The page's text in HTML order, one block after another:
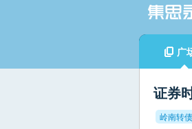
广
证券
岭南转债